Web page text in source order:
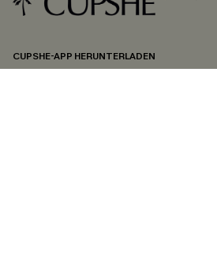
CUPSHE-APP HERUNTERLADEN